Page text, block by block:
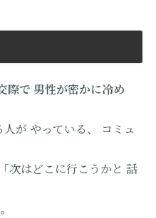
際で 男性が密かに冷め
人が やっている、
コミュ
「次はどこに行こうかと 話